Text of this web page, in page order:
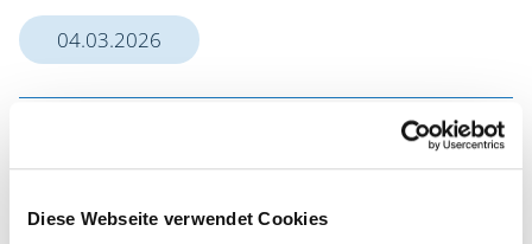
Diese Webseite verwendet Cookies
04.03.2026
Soziale Medien ermöglichen es Unternehmen,
Menschen aus vielen verschiedenen Ländern zu
erreichen. Doch sobald Inhalte